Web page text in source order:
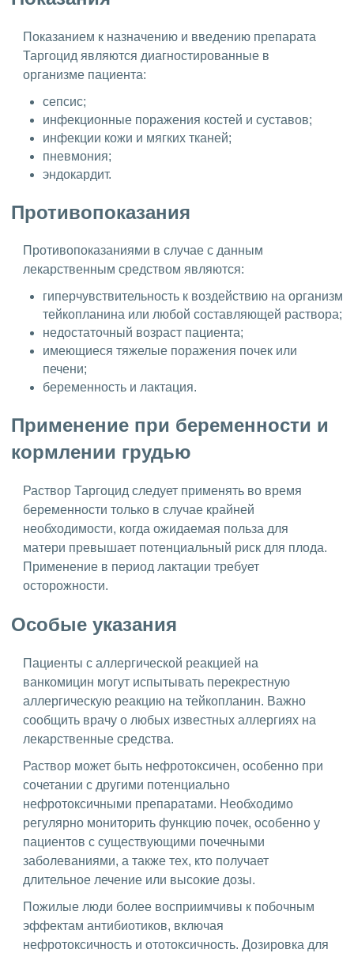
Показанием к назначению и введению препарата
Таргоцид являются диагностированные в
организме пациента:
сепсис;
инфекционные поражения костей и суставов;
инфекции кожи и мягких тканей;
пневмония;
эндокардит.
Противопоказания
Противопоказаниями в случае с данным
лекарственным средством являются:
гиперчувствительность к воздействию на организм
тейкопланина или любой составляющей раствора;
недостаточный возраст пациента;
имеющиеся тяжелые поражения почек или
печени;
беременность и лактация.
Применение при беременности и
кормлении грудью
Раствор Таргоцид следует применять во время
беременности только в случае крайней
необходимости, когда ожидаемая польза для
матери превышает потенциальный риск для плода.
Применение в период лактации требует
осторожности.
Особые указания
Пациенты с аллергической реакцией на
ванкомицин могут испытывать перекрестную
аллергическую реакцию на тейкопланин. Важно
сообщить врачу о любых известных аллергиях на
лекарственные средства.
Раствор может быть нефротоксичен, особенно при
сочетании с другими потенциально
нефротоксичными препаратами. Необходимо
регулярно мониторить функцию почек, особенно у
пациентов с существующими почечными
заболеваниями, а также тех, кто получает
длительное лечение или высокие дозы.
Пожилые люди более восприимчивы к побочным
эффектам антибиотиков, включая
нефротоксичность и ототоксичность. Дозировка для